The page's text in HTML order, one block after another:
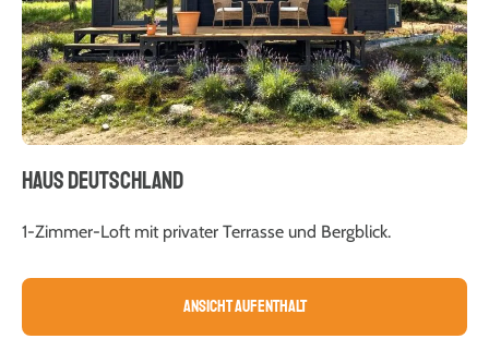
HAUS DEUTSCHLAND
1-Zimmer-Loft mit privater Terrasse und Bergblick.
Ansicht Aufenthalt